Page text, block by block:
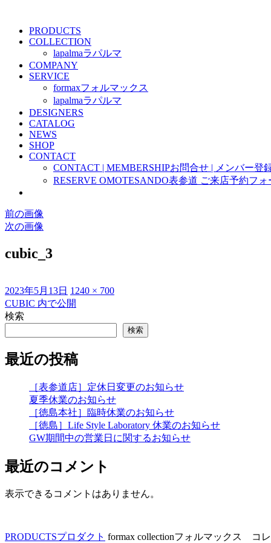
PRODUCTS
COLLECTION
lapalmaラパルマ
COMPANY
SERVICE
formaxフォルマックス
lapalmaラパルマ
DESIGNERS
CATALOG
NEWS
SHOP
CONTACT
CONTACT | MEMBERSHIPお問合せ | メンバー登
RESERVE OMOTESANDO表参道 ご来店予約フォ
前の画像
次の画像
cubic_3
投
稿
日:
2023年5月13日 フ
ル
ズ
1240 × 700
投
稿
ビ
ン
CUBIC 内で公開
検索
検索
最近の投稿
［表参道店］定休日変更のお知らせ
夏季休業のお知らせ
［徳島本社］臨時休業のお知らせ
［徳島］Life Style Laboratory 休業のお知らせ
GW期間中の営業日に関するお知らせ
最近のコメント
表示できるコメントはありません。
PRODUCTSプロダクト formax collectionフォルマックス コ